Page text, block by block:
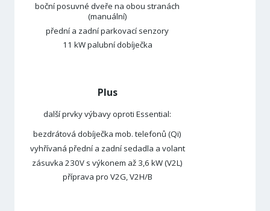
boční posuvné dveře na obou stranách
(manuální)
přední a zadní parkovací senzory
11 kW palubní dobíječka
Plus
další prvky výbavy oproti Essential:
bezdrátová dobíječka mob. telefonů (Qi)
vyhřívaná přední a zadní sedadla a volant
zásuvka 230V s výkonem až 3,6 kW (V2L)
příprava pro V2G, V2H/B